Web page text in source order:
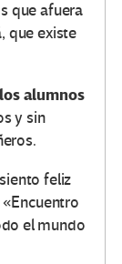
que afuera
que existe
alumnos
y sin
feliz
el mundo